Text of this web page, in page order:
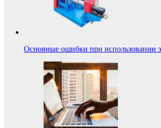
Основные ошибки при использовании